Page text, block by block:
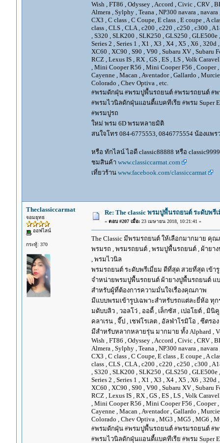
Wish , FT86 , Odyssey , Accord , Civic , CRV ,
Almera , Sylphy , Teana , NP300 navara ,
CX3 , C class , C Coupe, E class , E coupe , A
class , CLS , CLA , c200 , c220 , c250 , c300 ,
, S320 , SLK200 , SLK250 , GLS250 , GLE500e
Series 2 , Series 1 , X1 , X3 , X4 , X5 , X6 ,
XC60 , XC90 , S90 , V90 , Subaru XV , Subaru
RCZ , Lexus IS , RX , GS , ES , LS , Volk
, Mini Cooper R56 , Mini Cooper F56 , Cooper
Cayenne , Macan , Aventador , Gallardo ,
Colorado , Chev Optiva , etc.
#พรมดักฝุ่น #พรมปูพื้นรถยนต์ #พรมรถยนต์ #พ
#พรมไวนิลดักฝุ่นแอนตี้แบคทีเรีย #พรม Super
#พรมปูรถ
ใหม่ พรม 6D พรมหลายมิติ
สนใจโทร 084-6775553, 0846775554 น้องแพ
หรือ ทักไลน์ ไอดี classic88888 หรือ
ชมสินค้า www.classiccarmat.com
เที่ยวร้าน www.facebook.com/classiccarmat
Theclassiccarmat
จอมยุทธ
ออฟไลน์
กระทู้: 370
Re: The classic พรมปูพื้นรถยนต์ ระดับพรี
« ตอบ #207 เมื่อ:23 เมษายน 2018, 10:21:41 »
The Classic มีพรมรถยนต์ ให้เลือกมากมาย คุ
พรมรถ , พรมรถยนต์ , พรมปูพื้นรถยนต์ , ผ้ายา
, พรมไวนิล
พรมรถยนต์ ระดับพรีเมี่ยม ดีที่สุด สวยที่สุด เข้ารู
จำหน่ายพรมปูพื้นรถยนต์ ผ้ายางปูพื้นรถยนต์ แบบ
สำหรับผู้ที่ต้องการความมั่นใจเรื่องคุณภาพ
มีแบบพรมเข้ารูปเฉพาะสำหรับรถแต่ละยี่ห้อ ทุก
มดับบลิว , วอลโว่ , ออดี้ , เล็กซัส , เปอโยต์ , มินิ
คลาเรน , จี๊ป , เชฟโรเลต , อัลฟ่าโรมิโอ , ซีตร
มีสำหรับหลากหลายรุ่น มากมาย ทั้ง Alphard ,
Wish , FT86 , Odyssey , Accord , Civic , CRV ,
Almera , Sylphy , Teana , NP300 navara ,
CX3 , C class , C Coupe, E class , E coupe , A
class , CLS , CLA , c200 , c220 , c250 , c300 ,
, S320 , SLK200 , SLK250 , GLS250 , GLE500e
Series 2 , Series 1 , X1 , X3 , X4 , X5 , X6 ,
XC60 , XC90 , S90 , V90 , Subaru XV , Subaru
RCZ , Lexus IS , RX , GS , ES , LS , Volk
, Mini Cooper R56 , Mini Cooper F56 , Cooper
Cayenne , Macan , Aventador , Gallardo ,
Colorado , Chev Optiva , MG3 , MG5 , MG6 ,
#พรมดักฝุ่น #พรมปูพื้นรถยนต์ #พรมรถยนต์ #พ
#พรมไวนิลดักฝุ่นแอนตี้แบคทีเรีย #พรม Super